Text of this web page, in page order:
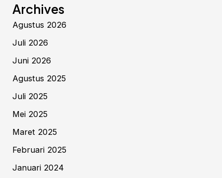
Archives
Agustus 2026
Juli 2026
Juni 2026
Agustus 2025
Juli 2025
Mei 2025
Maret 2025
Februari 2025
Januari 2024